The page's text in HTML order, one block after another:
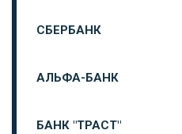
СБЕРБАНК
АЛЬФА-БАНК
БАНК "ТРАСТ"